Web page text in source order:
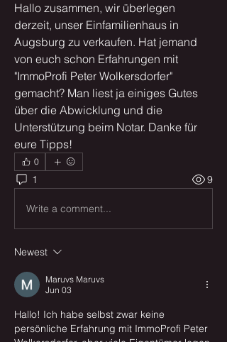
Hallo zusammen, wir überlegen
derzeit, unser Einfamilienhaus in
Augsburg zu verkaufen. Hat jemand
von euch schon Erfahrungen mit
"ImmoProfi Peter Wolkersdorfer"
gemacht? Man liest ja einiges Gutes
über die Abwicklung und die
Unterstützung beim Notar. Danke für
eure Tipps!
0
1 9
Write a comment...
Newest
Maruvs Maruvs
Jun 03
Hallo! Ich habe selbst zwar keine
persönliche Erfahrung mit ImmoProfi Peter